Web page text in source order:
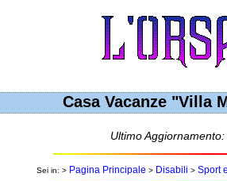
Casa Vacanze "Villa
Ultimo Aggiornamento:
Sei in: > Pagina Principale > Disabili > Sport